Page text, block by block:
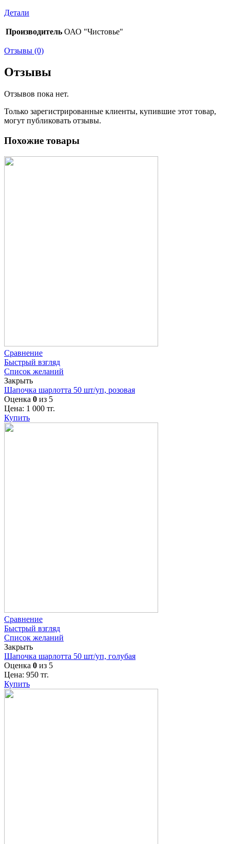
Детали
Производитель ОАО "Чистовье"
Отзывы (0)
Отзывы
Отзывов пока нет.
Только зарегистрированные клиенты, купившие этот товар,
могут публиковать отзывы.
Похожие товары
Сравнение
Быстрый взгляд
Список желаний
Закрыть
Шапочка шарлотта 50 шт/уп, розовая
Оценка 0 из 5
Цена: 1 000 тг.
Купить
Сравнение
Быстрый взгляд
Список желаний
Закрыть
Шапочка шарлотта 50 шт/уп, голубая
Оценка 0 из 5
Цена: 950 тг.
Купить